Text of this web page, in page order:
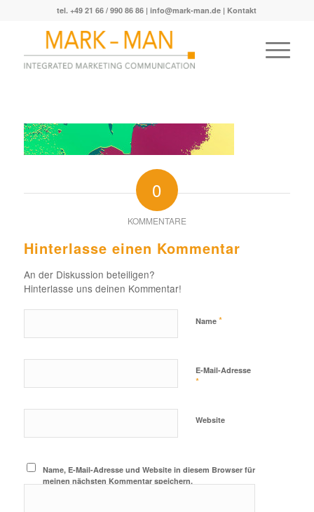
tel. +49 21 66 / 990 86 86 |info@mark-man.de | Kontakt
0
KOMMENTARE
Hinterlasse einen Kommentar
An der Diskussion beteiligen?
Hinterlasse uns deinen Kommentar!
Name *
E-Mail-Adresse
*
Website
Name, E-Mail-Adresse und Website in diesem Browser für
meinen nächsten Kommentar speichern.